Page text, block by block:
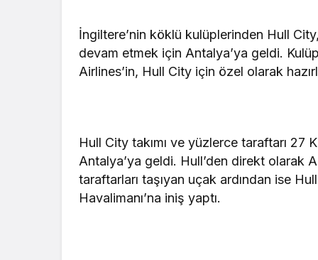
İngiltere’nin köklü kulüplerinden Hull
devam etmek için Antalya’ya geldi.
Airlines’in, Hull City için özel olarak
Hull City takımı ve yüzlerce taraftarı 27
Antalya’ya geldi. Hull’den direkt olarak
taraftarları taşıyan uçak ardından ise
Havalimanı’na iniş yaptı.